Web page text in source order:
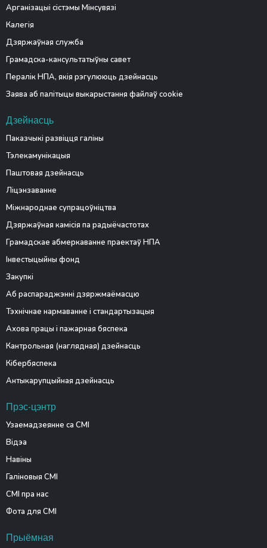
Арганізацыі сістэмы Мінсувязі
Калегія
Дзяржаўная служба
Грамадска-кансультатыўны савет
Пералік НПА, якія рэгулююць дзейнасць
Заява аб палітыцы выкарыстання файлаў cookie
Дзейнасць
Паказчыкі развіцця галіны
Тэлекамунікацыя
Паштовая дзейнасць
Ліцэнзаванне
Міжнароднае супрацоўніцтва
Дзяржаўная камісія па радыёчастотах
Грамадскае абмеркаванне праектаў НПА
Інвестыцыйны фонд
Закупкі
Аб распараджэнні дзяржмаёмасцю
Тэхнічнае нармаванне і стандартызацыя
Ахова працы і пажарная бяспека
Кантрольная (наглядная) дзейнасць
Кібербяспека
Антыкарупцыйная дзейнасць
Прэс-цэнтр
Узаемадзеянне са СМІ
Відэа
Навіны
Галіновыя СМІ
СМІ пра нас
Фота для СМІ
Прыёмная